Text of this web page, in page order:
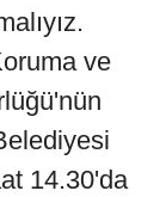
ve
14.30'da